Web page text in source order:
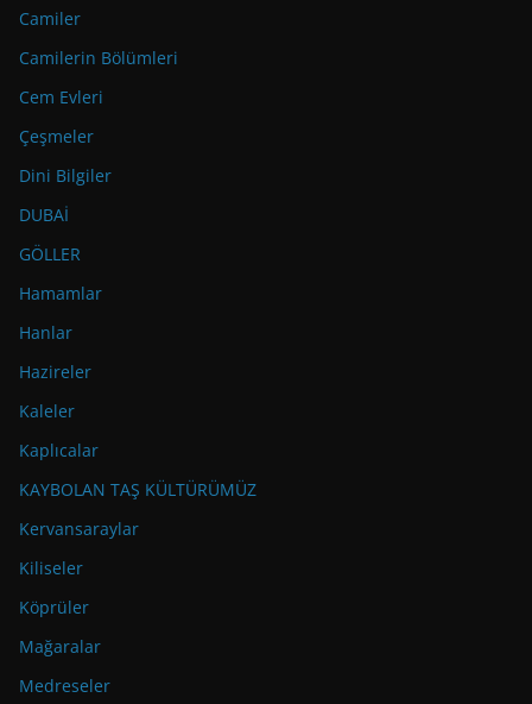
Camiler
Camilerin Bölümleri
Cem Evleri
Çeşmeler
Dini Bilgiler
DUBAİ
GÖLLER
Hamamlar
Hanlar
Hazireler
Kaleler
Kaplıcalar
KAYBOLAN TAŞ KÜLTÜRÜMÜZ
Kervansaraylar
Kiliseler
Köprüler
Mağaralar
Medreseler